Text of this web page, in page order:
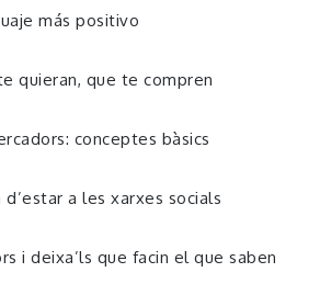
más positivo
quieran, que te compren
conceptes bàsics
a les xarxes socials
i deixa’ls que facin el que saben